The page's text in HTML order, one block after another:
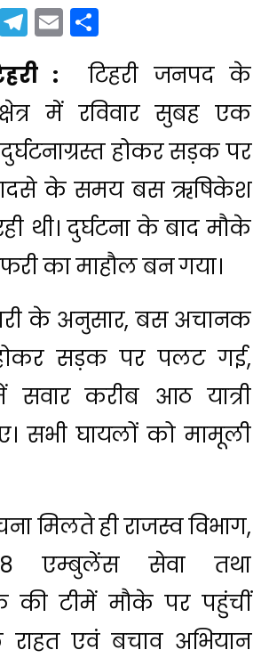
Twitter
Telegram
Email
:
टिहरी जनपद के
में रविवार सुबह एक
होकर सड़क पर
के समय बस ऋषिकेश
थी। दुर्घटना के बाद मौके
का माहौल बन गया।
के अनुसार, बस अचानक
होकर सड़क पर पलट गई,
करीब आठ यात्री
सभी घायलों को मामूली
मिलते ही राजस्व विभाग,
एम्बुलेंस सेवा तथा
की टीमें मौके पर पहुंचीं
एवं बचाव अभियान